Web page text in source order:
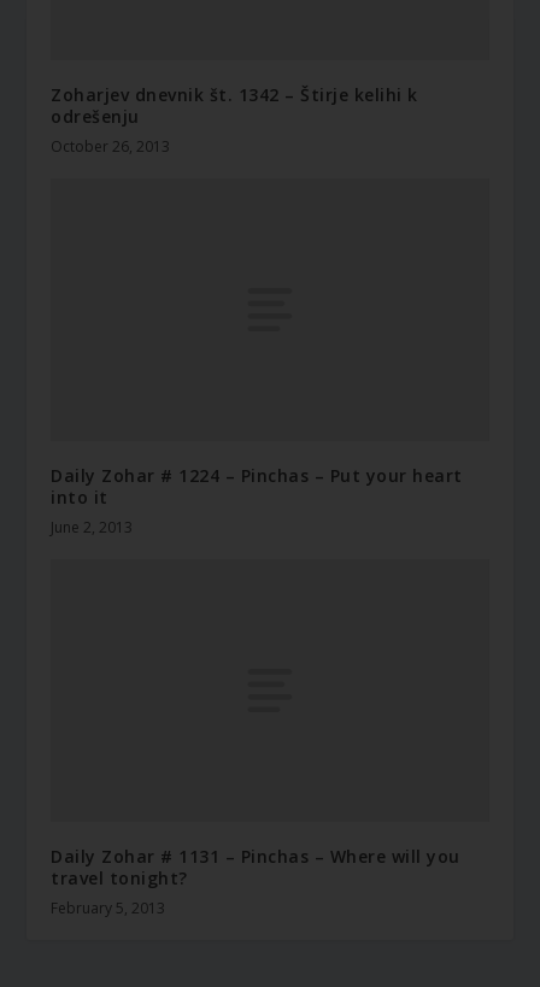
Zoharjev dnevnik št. 1342 – Štirje kelihi k
odrešenju
October 26, 2013
Daily Zohar # 1224 – Pinchas – Put your heart
into it
June 2, 2013
Daily Zohar # 1131 – Pinchas – Where will you
travel tonight?
February 5, 2013